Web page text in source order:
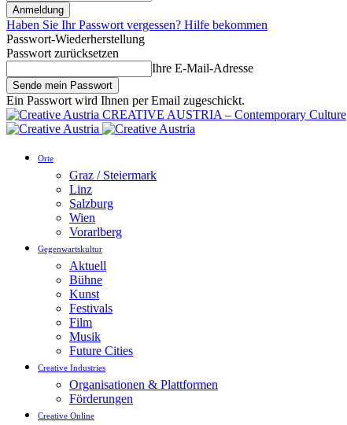
Haben Sie Ihr Passwort vergessen? Hilfe bekommen
Passwort-Wiederherstellung
Passwort zurücksetzen
Ihre E-Mail-Adresse
Ein Passwort wird Ihnen per Email zugeschickt.
CREATIVE AUSTRIA – Contemporary Culture
Orte
Graz / Steiermark
Linz
Salzburg
Wien
Vorarlberg
Gegenwartskultur
Aktuell
Bühne
Kunst
Festivals
Film
Musik
Future Cities
Creative Industries
Organisationen & Plattformen
Förderungen
Creative Online